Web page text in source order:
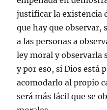
justificar la existencia
que hay que observar,
a las personas a
ley moral y observarla
y por eso, si Dios
acomodarlo al propio
será más fácil que se